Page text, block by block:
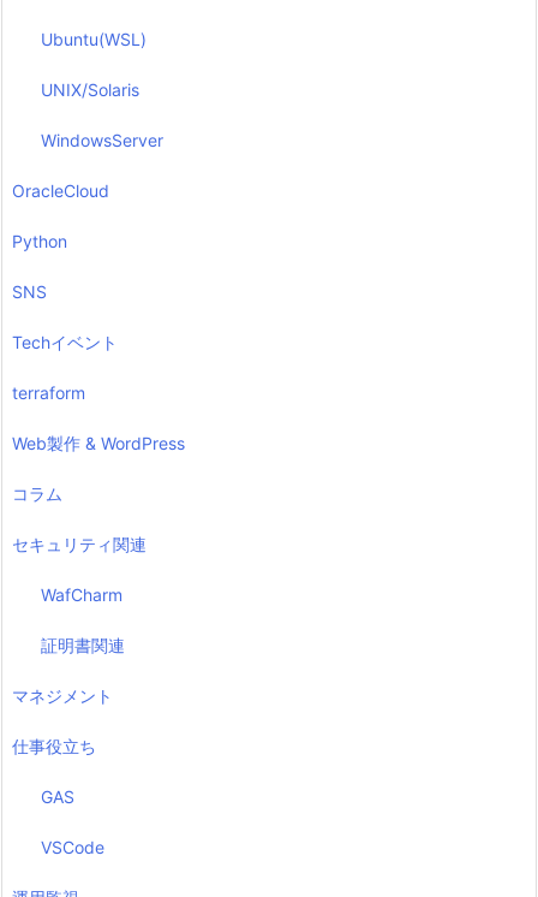
Ubuntu(WSL)
UNIX/Solaris
WindowsServer
OracleCloud
Python
SNS
Techイベント
terraform
Web製作 & WordPress
コラム
セキュリティ関連
WafCharm
証明書関連
マネジメント
仕事役立ち
GAS
VSCode